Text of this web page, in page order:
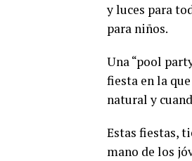
y luces para
para niños.
Una “pool
fiesta en la
natural y
Estas fiestas,
mano de los